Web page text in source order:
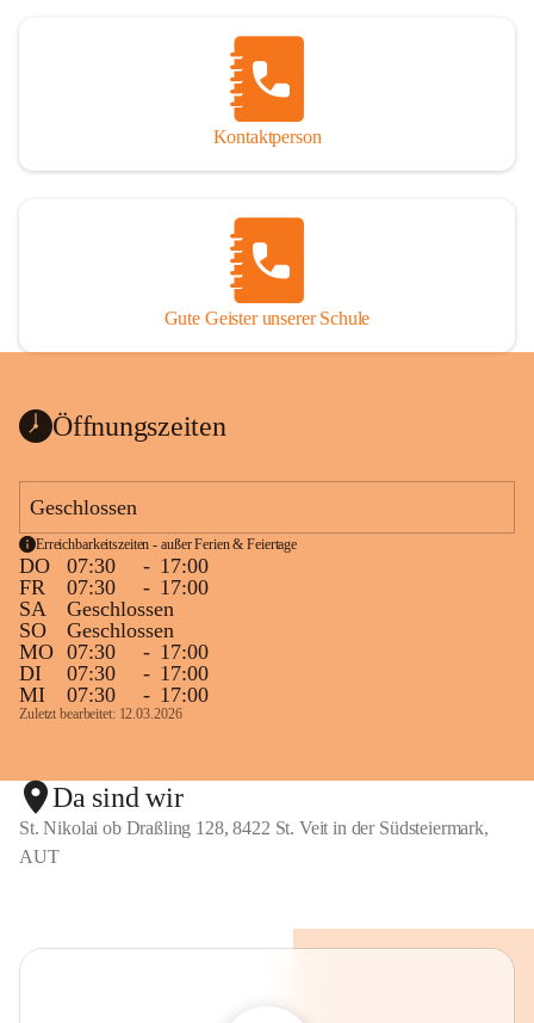
Erasmus (internationale Projekte)
MIN(K)T (Mathematik- Informatik-
Naturwissenschaften- (Kunst)- Technik)
Das Förderkonzept der VS St. Nikolai ob Drassling setzt
sich aus folgenden Elementen zusammen:
Organisatorische (personelle und strukturelle)
Maßnahmen
weiterführenden Schulen
Fort - und Weiterbildung des Lehrerinnenteams
Laufende und bedarfsorientierte Fortbildungen sind
selbstverständlich.
Schulpartnerschaft und Außenbeziehungen
gemeinsame Aktivitäten, Feste und Feiern als
Bindeglied zwischen Familien und Öffentlichkeit
Kooperation mit dem Verein GlaMur
Kontaktperson
Gute Geister unserer Schule
Öffnungszeiten
Geschlossen
Erreichbarkeitszeiten - außer Ferien & Feiertage
DO 07:30 - 17:00
FR
07:30 - 17:00
SA
Geschlossen
SO
Geschlossen
MO 07:30 - 17:00
DI
07:30 - 17:00
MI
07:30 - 17:00
Zuletzt bearbeitet: 12.03.2026
Da sind wir
St. Nikolai ob Draßling 128, 8422 St. Veit in der Südsteiermark,
AUT